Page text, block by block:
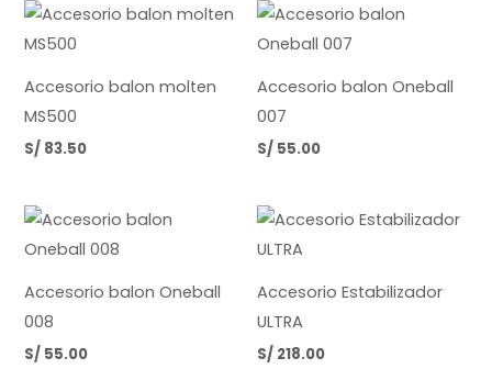
Accesorio balon molten
MS500
S/ 83.50
Accesorio balon Oneball
007
S/ 55.00
Accesorio balon Oneball
008
S/ 55.00
Accesorio Estabilizador
ULTRA
S/ 218.00